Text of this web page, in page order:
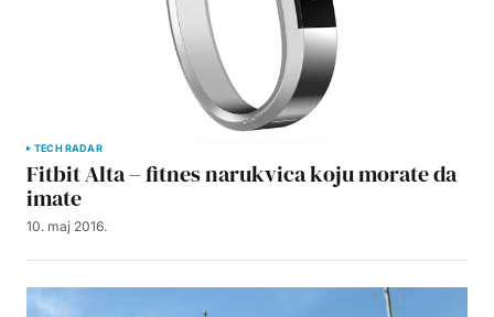
TECH RADAR
Fitbit Alta – fitnes narukvica koju morate da
imate
10. maj 2016.